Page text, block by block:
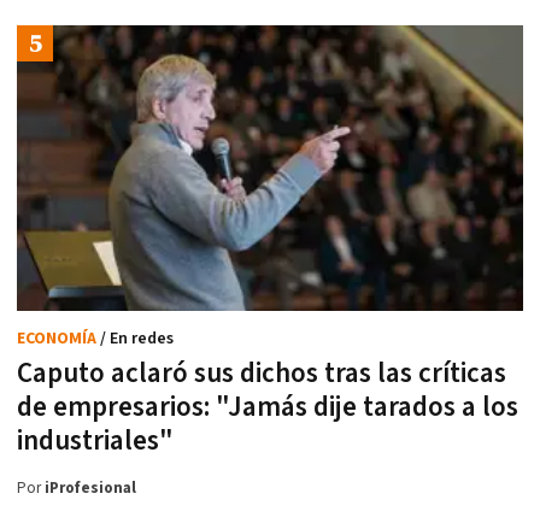
Caputo aclaró sus dichos tras las críticas
de empresarios: "Jamás dije tarados a los
industriales"
ECONOMÍA/ En redes
PoriProfesional